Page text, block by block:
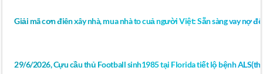
Giải mã cơn điên xây nhà, mua nhà to cuả người Việt: Sẵn sàng vay nợ
29/6/2026, Cựu cầu thủ Football sinh1985 tại Florida tiết lộ bệnh